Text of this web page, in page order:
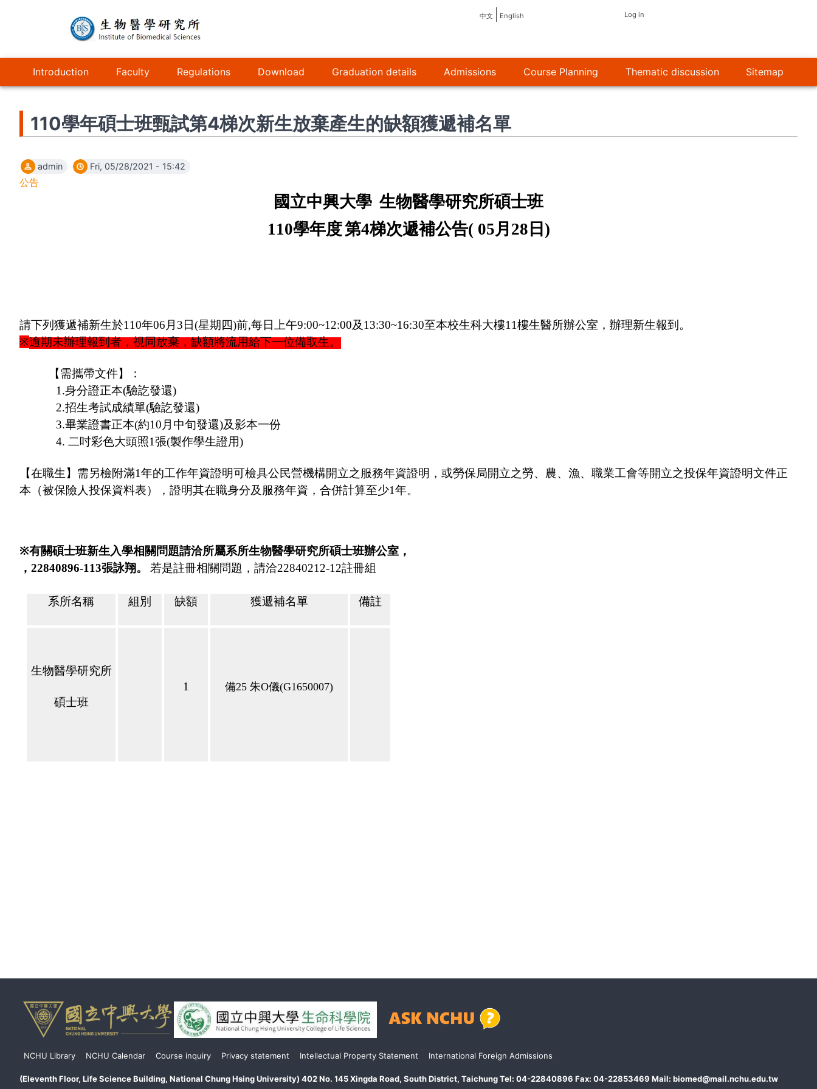
導
Introduction Faculty Regulations Download Graduation details Admissions Course Planning Thematic discussion Sitemap
使
者
帳
選
Log in
中文 English
110學年碩士班甄試第4梯次新生放棄產生的缺額獲遞補名單
admin Fri, 05/28/2021 - 15:42
公告
國立中興大學 生物醫學研究所碩士班
110學年度第4梯次遞補公告( 05月 28 日 )
請下列獲遞補新生於110年06 月 3 日(星期四)前,每日上午9:00~12:00及13:30~16:30至本校生科大樓11樓生醫所辦公室，辦理新生報到。
※逾期未辦理報到者，視同放棄，缺額將流用給下一位備取生。
【需攜帶文件】：
1.身分證正本(驗訖發還)
2.招生考試成績單(驗訖發還)
3.畢業證書正本(約10 月中旬發還)及影本一份
4. 二吋彩色大頭照1張(製作學生證用)
【在職生】需另檢附滿1年的工作年資證明可檢具公民營機構開立之服務年資證明，或勞保局開立之勞、農、漁、職業工會等開立之投保年資證明文件正
本（被保險人投保資料表），證明其在職身分及服務年資，合併計算至少1年。
※有關碩士班新生入學相關問題請洽所屬系所生物醫學研究所碩士班辦公室，
， 22840896-113張詠翔。 若是註冊相關問題，請洽22840212-12註冊組
系所名稱 組別 缺額 獲遞補名單 備註
生物醫學研究所
碩士班
1 備25 朱O儀(G1650007)
頁
尾
NCHU Library NCHU Calendar Course inquiry Privacy statement Intellectual Property Statement International Foreign Admissions
(Eleventh Floor, Life Science Building, National Chung Hsing University) 402 No. 145 Xingda Road, South District, Taichung Tel: 04-22840896 Fax: 04-22853469 Mail: biomed@mail.nchu.edu.tw